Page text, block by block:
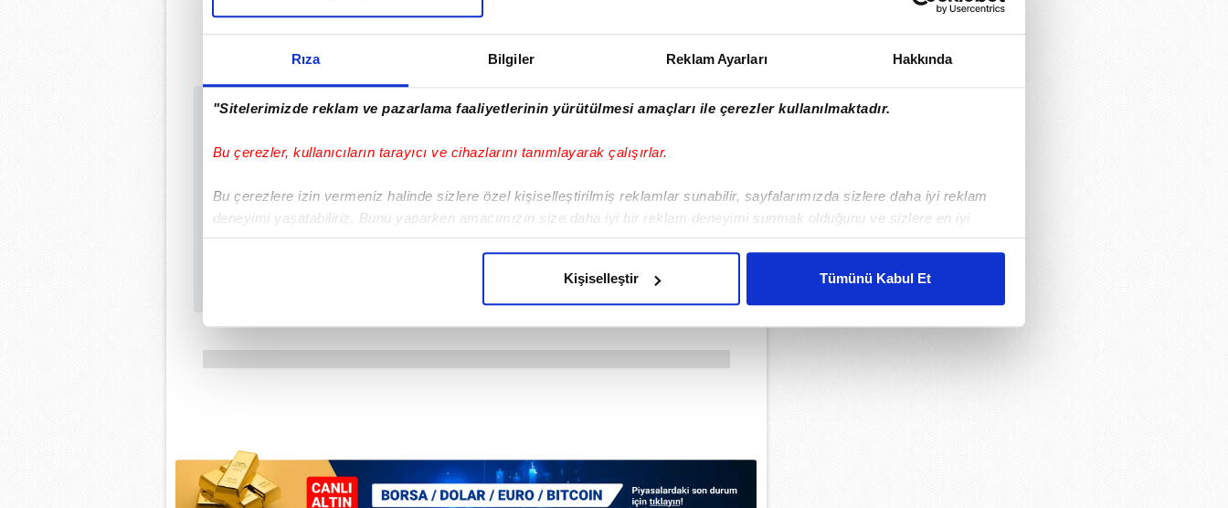
Rıza Bilgiler Reklam Ayarları Hakkında
"Sitelerimizde reklam ve pazarlama faaliyetlerinin yürütülmesi amaçları ile çerezler kullanılmaktadır.
Bu çerezler, kullanıcıların tarayıcı ve cihazlarını tanımlayarak çalışırlar.
Bu çerezlere izin vermeniz halinde sizlere özel kişiselleştirilmiş reklamlar sunabilir, sayfalarımızda sizlere daha iyi reklam
deneyimi yaşatabiliriz. Bunu yaparken amacımızın size daha iyi bir reklam deneyimi sunmak olduğunu ve sizlere en iyi
içerikleri sunabilmek adına elimizden gelen çabayı gösterdiğimizi ve bu noktada, reklamların maliyetlerimizi karşılamak
Her halükârda, kullanıcılar, bu çerezlere izin vermedikleri takdirde, kullanıcılara hedefli reklamlar gösterilmeyecektir."
Sizlere daha iyi bir hizmet sunabilmek için İnternet Sitemizde kendimize ve üçüncü kişilere ait çerezler kullanılmaktadır. Bu
çerezler vasıtasıyla çeşitli kişisel verileriniz işlenmekte olup gerekli olan çerezler bilgi toplumu hizmetlerinin sunulması
Çerezlere ilişkin tercihlerinizi aşağıda yer alan panel vasıtasıyla belirleyebilirsiniz. Çerezlere ilişkin detaylı bilgi için Ayarlar
butonuna tıklayabilir,Çerez Bilgilendirme Metnimiziziyaret edebilirsiniz.
Kişiselleştir Tümünü Kabul Et
Sabah.com.tr Uygulamamızı İndirin
Uygulamalara Özel Ayrıcalıkları Keşfedin!